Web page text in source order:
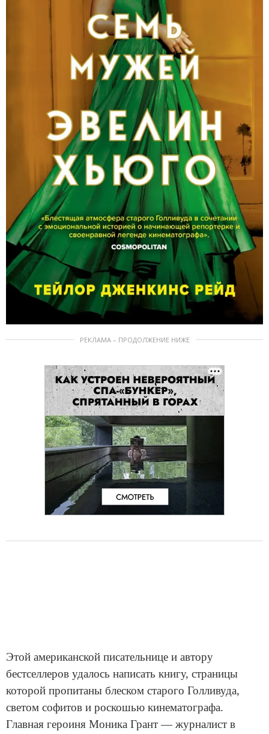
РЕКЛАМА – ПРОДОЛЖЕНИЕ НИЖЕ
Этой американской писательнице и автору
бестселлеров удалось написать книгу, страницы
которой пропитаны блеском старого Голливуда,
светом софитов и роскошью кинематографа.
Главная героиня Моника Грант — журналист в